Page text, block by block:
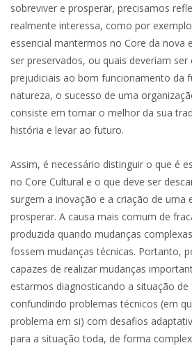
sobreviver e prosperar, precisamos
realmente interessa, como por
essencial mantermos no Core da nova
ser preservados, ou quais deveriam
prejudiciais ao bom funcionamento da
natureza, o sucesso de uma
consiste em tomar o melhor da sua
história e levar ao futuro.
Assim, é necessário distinguir o que é
no Core Cultural e o que deve ser
surgem a inovação e a criação de uma
prosperar. A causa mais comum de
produzida quando mudanças
fossem mudanças técnicas. Portanto,
capazes de realizar mudanças
estarmos diagnosticando a situação
confundindo problemas técnicos (em
problema em si) com desafios
para a situação toda, de forma